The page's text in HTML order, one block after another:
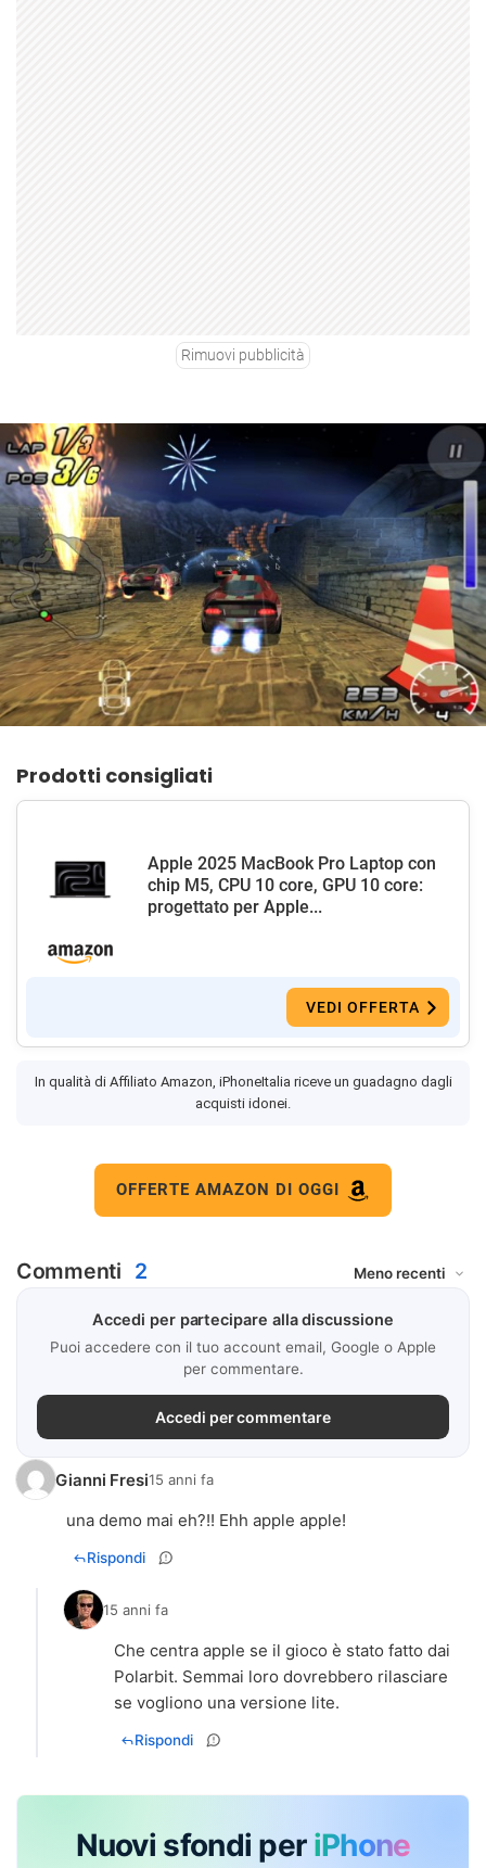
Rimuovi pubblicità
Prodotti consigliati
Apple 2025 MacBook Pro Laptop con
chip M5, CPU 10 core, GPU 10 core:
progettato per Apple...
VEDI OFFERTA
In qualità di Affiliato Amazon, iPhoneItalia riceve un guadagno dagli
acquisti idonei.
OFFERTE AMAZON DI OGGI
Commenti 2
Accedi per partecipare alla discussione
Puoi accedere con il tuo account email, Google o Apple
per commentare.
Accedi per commentare
Gianni Fresi15 anni fa
una demo mai eh?!! Ehh apple apple!
Rispondi
15 anni fa
Che centra apple se il gioco è stato fatto dai
Polarbit. Semmai loro dovrebbero rilasciare
se vogliono una versione lite.
Rispondi
Nuovi sfondi per iPhone